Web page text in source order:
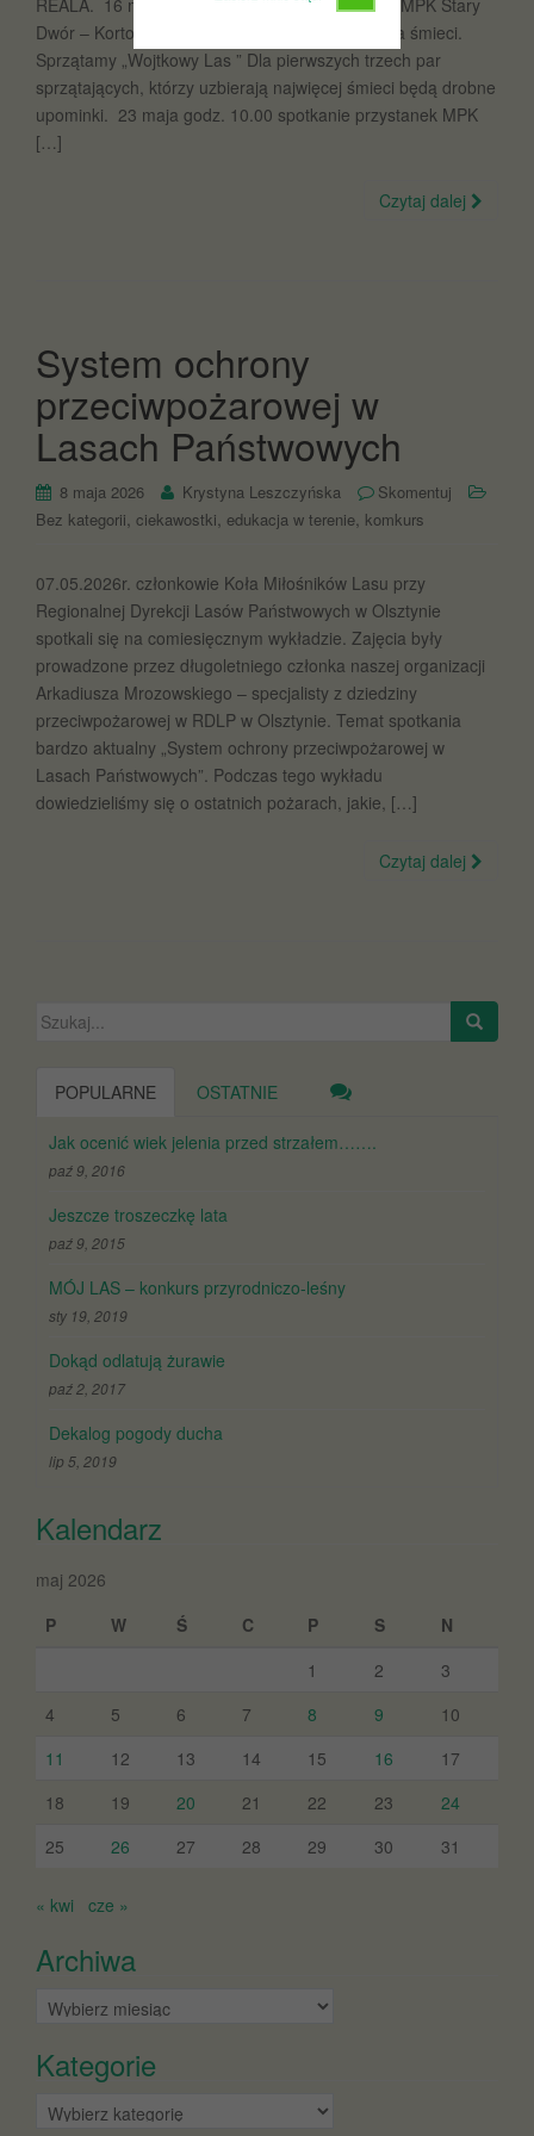
REALA. 16 maja spotkanie godz. 10.00 na pętli MPK Stary
Dwór – Kortowo. Zabieramy rękawiczki i worki na śmieci.
Sprzątamy „Wojtkowy Las ” Dla pierwszych trzech par
sprzątających, którzy uzbierają najwięcej śmieci będą drobne
upominki. 23 maja godz. 10.00 spotkanie przystanek MPK
[…]
Czytaj dalej
System ochrony
przeciwpożarowej w
Lasach Państwowych
8 maja 2026 Krystyna Leszczyńska
Skomentuj
Bez kategorii, ciekawostki, edukacja w terenie, komkurs
07.05.2026r. członkowie Koła Miłośników Lasu przy
Regionalnej Dyrekcji Lasów Państwowych w Olsztynie
spotkali się na comiesięcznym wykładzie. Zajęcia były
prowadzone przez długoletniego członka naszej organizacji
Arkadiusza Mrozowskiego – specjalisty z dziedziny
przeciwpożarowej w RDLP w Olsztynie. Temat spotkania
bardzo aktualny „System ochrony przeciwpożarowej w
Lasach Państwowych”. Podczas tego wykładu
dowiedzieliśmy się o ostatnich pożarach, jakie, […]
Czytaj dalej
Szukaj:
POPULARNE OSTATNIE
Jak ocenić wiek jelenia przed strzałem…….
paź 9, 2016
Jeszcze troszeczkę lata
paź 9, 2015
MÓJ LAS – konkurs przyrodniczo-leśny
sty 19, 2019
Dokąd odlatują żurawie
paź 2, 2017
Dekalog pogody ducha
lip 5, 2019
Kalendarz
maj 2026
P
W Ś C P S
N
1
2
3
4
5 6 7 8 9
10
11
12 13 14 15 16
17
18
19 20 21 22 23
24
25
26 27 28 29 30 31
« kwi cze »
Archiwa
Archiwa
Kategorie
Kategorie